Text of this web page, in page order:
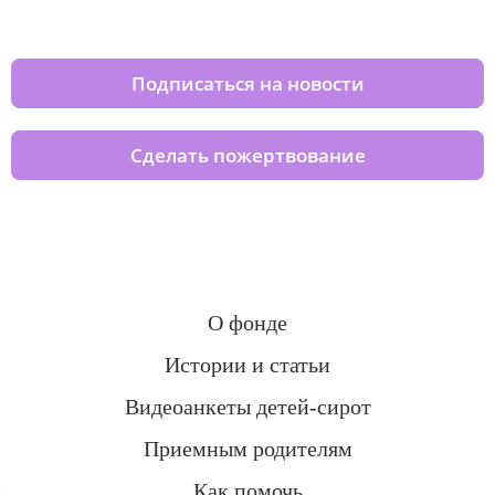
Подписаться на новости
Сделать пожертвование
О фонде
Истории и статьи
Видеоанкеты детей-сирот
Приемным родителям